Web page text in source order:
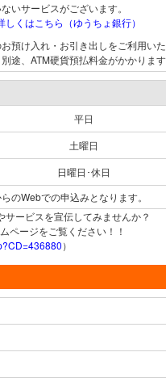
いサービスがございます。
くはこちら（ゆうちょ銀行）
預け入れ・お引き出しをご利用いた
途、ATM硬貨預払料金がかかります
平日
土曜日
日曜日･休日
のWebでの申込みとなります。
ービスを宣伝してみませんか？
ページをご覧ください！！
）